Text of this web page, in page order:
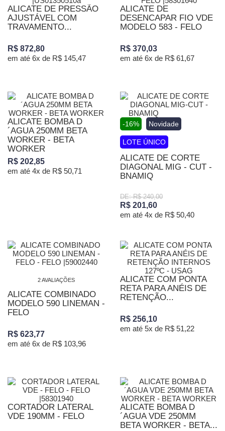
ALICATE DE PRESSÃO
AJUSTÁVEL COM
TRAVAMENTO...
R$ 872,80
em até 6x de R$ 145,47
ALICATE DE
DESENCAPAR FIO VDE
MODELO 583 - FELO
R$ 370,03
em até 6x de R$ 61,67
ALICATE BOMBA D
´AGUA 250MM BETA
WORKER - BETA
WORKER
R$ 202,85
em até 4x de R$ 50,71
-16% Novidade
LOTE ÚNICO
ALICATE DE CORTE
DIAGONAL MIG - CUT -
BNAMIQ
DE: R$ 240,00
R$ 201,60
em até 4x de R$ 50,40
2 AVALIAÇÕES
ALICATE COMBINADO
MODELO 590 LINEMAN -
FELO
R$ 623,77
em até 6x de R$ 103,96
ALICATE COM PONTA
RETA PARA ANÉIS DE
RETENÇÃO...
R$ 256,10
em até 5x de R$ 51,22
CORTADOR LATERAL
VDE 190MM - FELO
ALICATE BOMBA D
´AGUA VDE 250MM
BETA WORKER - BETA...